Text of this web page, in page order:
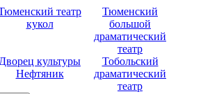
театр
кукол
Тюменский
большой
драматический
театр
Дворец культуры
Нефтяник
Тобольский
драматический
театр